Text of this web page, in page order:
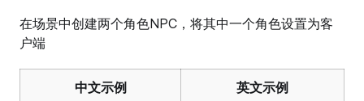
在场景中创建两个角色NPC，将其中一个角色设置为客
户端
中文示例 英文示例